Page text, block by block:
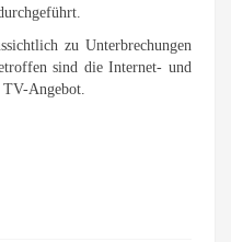
zu Unterbrechungen
sind die Internet- und
TV-Angebot.